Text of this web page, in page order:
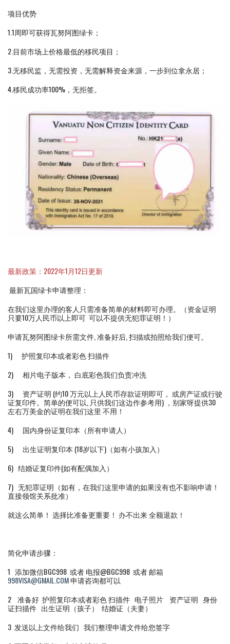
项目优势
1.1周即可获得瓦努阿图绿卡；
2.目前市场上价格最低的移民项目；
3.无移民监，无需投资，无需解释资金来源，一步到位拿永居；
4.移民成功率100%，无拒签。
最新政策：2022年1月12日更新
最新瓦国绿卡申请整理：
在我们这里办理的客人只需准备简单的材料即可办理。（资金证明
只要10万人民币以上即可 可以不提供无犯罪证明！）
申请瓦努阿图绿卡所需文件, 准备好后, 扫描或拍照给我们便可。
1) 护照复印本或者彩色 扫描件
2) 相片电子版本， 白底彩色我们负责冲洗
3) 资产证明 (约10 万元以上人民币存款证明即可， 或房产证或行驶
证复印件。简单的便可以, 只供我们这边作参考用) ，别家呀提供30
左右万美金的证明在我们这里 不用！
4) 国内身份证复印本（所有申请人）
5) 出生证明复印本 (18岁以下)（如有小孩加入）
6) 结婚证复印件(如有配偶加入）
7) 无犯罪证明（如有，在我们这里申请的如果没有也不影响申请！
直接领馆关系批准）
就这么简单！ 选择比准备更重要！ 办不出来 全额退款！
简化申请步骤：
1 添加微信BGC998 或者 电报@BGC998 或者 邮箱
998VISA@GMAIL.COM申请咨询都可以
2 准备好 护照复印本或者彩色 扫描件 电子照片 资产证明 身份
证扫描件 出生证明（孩子） 结婚证（夫妻）
3 发送以上文件给我们 我们整理申请文件给您签字